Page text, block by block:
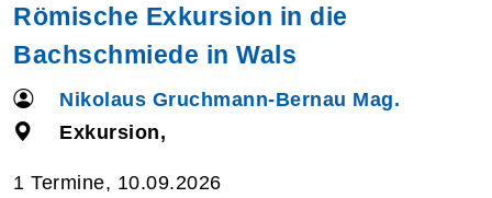
Römische Exkursion in die
Bachschmiede in Wals
Nikolaus Gruchmann-Bernau Mag.
Exkursion,
1 Termine, 10.09.2026